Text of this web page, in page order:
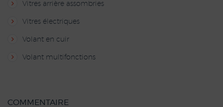
Vitres arrière assombries
Vitres électriques
Volant en cuir
Volant multifonctions
COMMENTAIRE